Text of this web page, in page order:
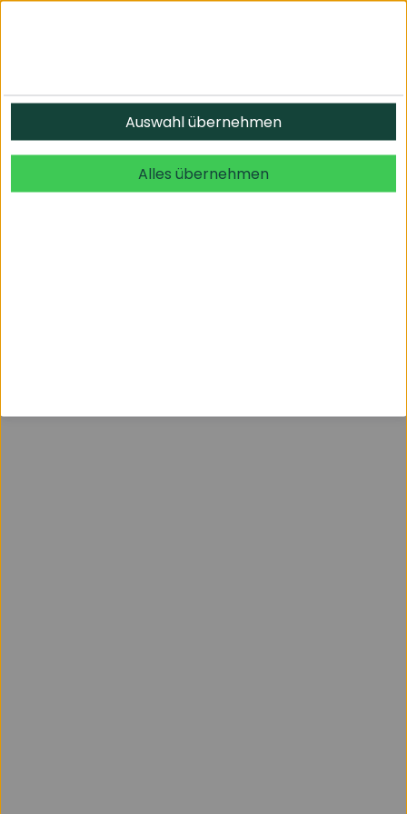
© 2026 undefined. alle Rechte vorbehalten.
Auswahl übernehmen
Alles übernehmen